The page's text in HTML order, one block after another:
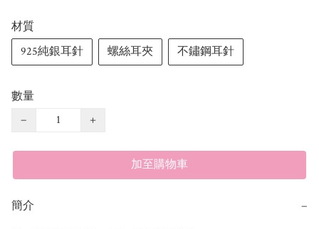
材質
925純銀耳針
螺絲耳夾 不鏽鋼耳針
數量
−
+
加至購物車
簡介 −